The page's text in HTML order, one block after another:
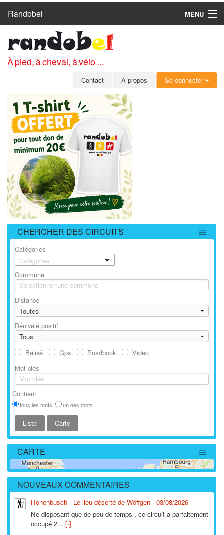
Randobel
MENU
CIRCUITS
CLUBS
MEMBRES
SE CONNECTER
INSCRIPTION GRATUITE
MOT DE PASSE OUBLIÉ
À pied, à cheval, à vélo ...
Contact A propos Se connecter
CHERCHER DES CIRCUITS
Catégories
Catégories
Commune
Distance
Dénivelé positif
Balisé Gps Roadbook
Video
Mot clés
Contient
tous les mots un des mots
CARTE
11245
NOUVEAUX COMMENTAIRES
Hohenbusch - Le lieu déserté de Wöffgen - 03/08/2026
Ne disposant que de peu de temps , ce circuit a parfaitement
occupé 2... [›]